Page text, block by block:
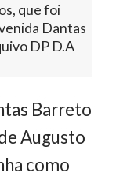
que foi
Dantas
DP D.A
Barreto
Augusto
como